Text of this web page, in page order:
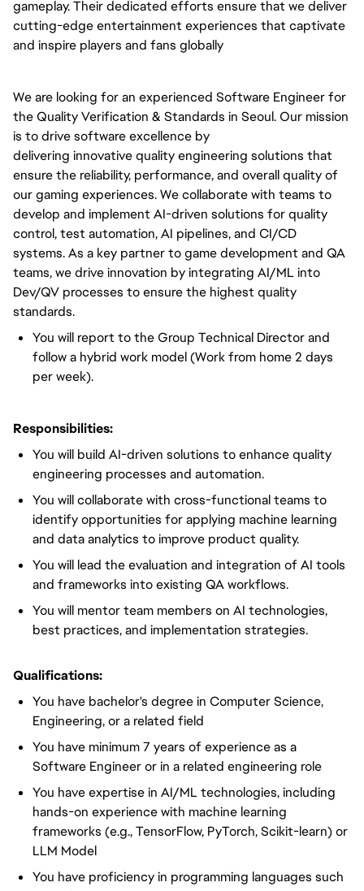
gameplay. Their dedicated efforts ensure that we deliver
cutting-edge entertainment experiences that captivate
and inspire players and fans globally
We are looking for an experienced Software Engineer for
the Quality Verification & Standards in Seoul. Our mission
is todrivesoftware excellence by
delivering innovativequality engineering solutions that
ensure the reliability, performance, and overall quality of
our gaming experiences. We collaborate with teams to
develop and implement AI-driven solutions for quality
control, test automation, AI pipelines, and CI/CD
systems. As a key partner to game development and QA
teams, wedriveinnovation by integrating AI/ML into
Dev/QV processes to ensure the highest quality
standards.
You will report to the Group Technical Director and
follow a hybrid work model (Work from home 2 days
per week).
Responsibilities:
You will build AI-driven solutions to enhance quality
engineering processes and automation.
You will collaborate with cross-functional teams to
identify opportunities for applying machine learning
and data analytics to improve product quality.
You will lead the evaluation and integration of AI tools
and frameworks into existing QA workflows.
You will mentor team members on AI technologies,
best practices, and implementation strategies.
Qualifications:
You have bachelor's degree in Computer Science,
Engineering, or a related field
You have minimum 7 years of experience as a
Software Engineer or in a related engineering role
You have expertise in AI/ML technologies, including
hands-on experience with machine learning
frameworks (e.g., TensorFlow, PyTorch, Scikit-learn) or
LLM Model
You have proficiency in programming languages such